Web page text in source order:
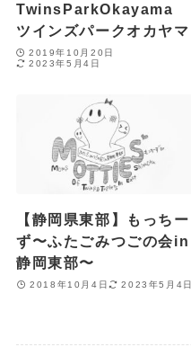
TwinsParkOkayama
ツインズパークオカヤマ
2019年10月20日
2023年5月4日
【静岡県東部】もっちー
ず〜ふたごみつごの会in
静岡東部〜
2018年10月4日 2023年5月4日